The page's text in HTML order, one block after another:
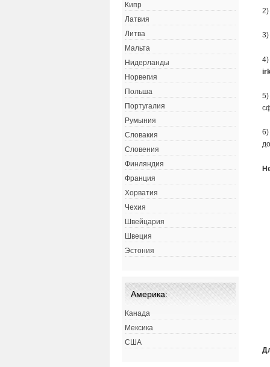
4)
5)
6)
Кипр
Латвия
Литва
Мальта
Нидерланды
Норвегия
Польша
Португалия
Румыния
Словакия
Словения
Финляндия
Франция
Хорватия
Чехия
Швейцария
Швеция
Эстония
Америка:
Канада
Мексика
США